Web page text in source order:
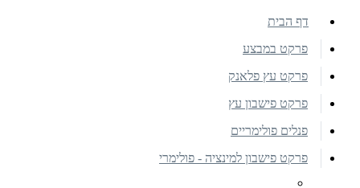
דף הבית
פרקט במבצע
פרקט עץ פלאנק
פרקט פישבון עץ
פנלים פולימריים
פרקט פישבון למינציה - פולימרי